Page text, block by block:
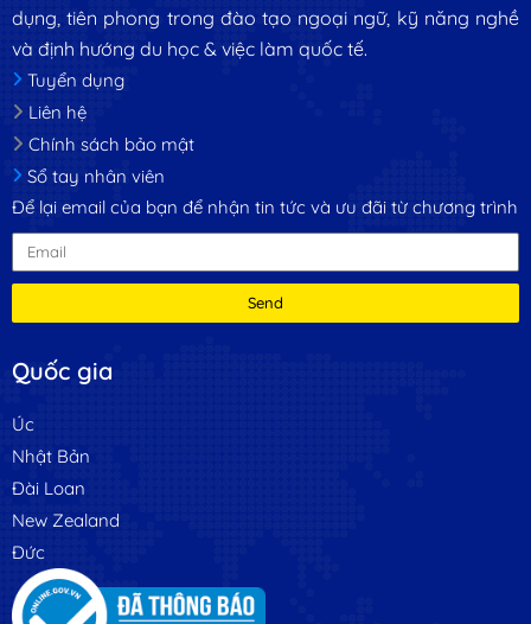
dụng, tiên phong trong đào tạo ngoại ngữ, kỹ năng nghề
và định hướng du học & việc làm quốc tế.
Tuyển dụng
Liên hệ
Chính sách bảo mật
Sổ tay nhân viên
Để lại email của bạn để nhận tin tức và ưu đãi từ chương trình
Send
Quốc gia
Úc
Nhật Bản
Đài Loan
New Zealand
Đức